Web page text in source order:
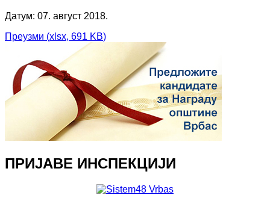
Датум: 07. август 2018.
Преузми (xlsx, 691 KB)
ПРИЈАВЕ ИНСПЕКЦИЈИ